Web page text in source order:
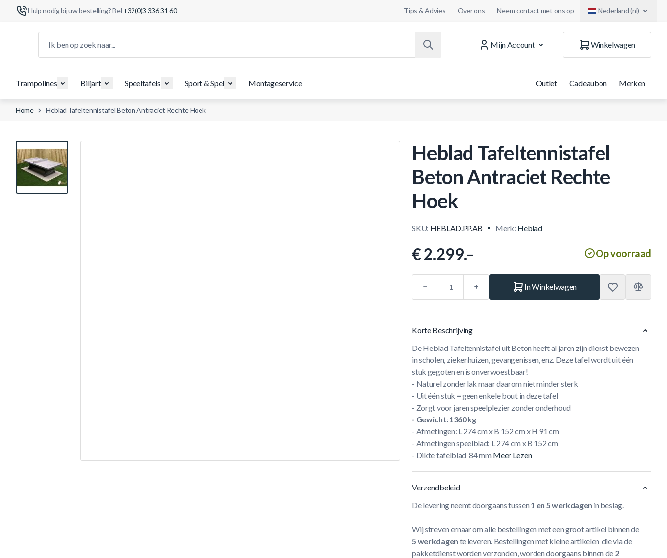
Hulp nodig bij uw bestelling? Bel +32(0)3 336 31 60 Tips & Advies Over ons Neem contact met ons op Nederland (nl)
Mijn Account
Winkelwagen
Trampolines Biljart Speeltafels Sport & Spel Montageservice Outlet Cadeaubon Merken
Home Heblad Tafeltennistafel Beton Antraciet Rechte Hoek
View larger image
Heblad Tafeltennistafel
Beton Antraciet Rechte
Hoek
SKU: HEBLAD.PP.AB Merk: Heblad
€ 2.299.– Op voorraad
In Winkelwagen
Korte Beschrijving
De Heblad Tafeltennistafel uit Beton heeft al jaren zijn dienst bewezen
in scholen, ziekenhuizen, gevangenissen, enz. Deze tafel wordt uit één
stuk gegoten en is onverwoestbaar!
- Naturel zonder lak maar daarom niet minder sterk
- Uit één stuk = geen enkele bout in deze tafel
- Zorgt voor jaren speelplezier zonder onderhoud
- Gewicht: 1360 kg
- Afmetingen: L 274 cm x B 152 cm x H 91 cm
- Afmetingen speelblad: L 274 cm x B 152 cm
- Dikte tafelblad: 84 mm Meer Lezen
Verzendbeleid
De levering neemt doorgaans tussen 1 en 5 werkdagen in beslag.
Wij streven ernaar om alle bestellingen met een groot artikel binnen de
5 werkdagen te leveren. Bestellingen met kleine artikelen, die via de
pakketdienst worden verzonden, worden doorgaans binnen de 2